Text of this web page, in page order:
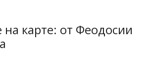
на карте: от Феодосии